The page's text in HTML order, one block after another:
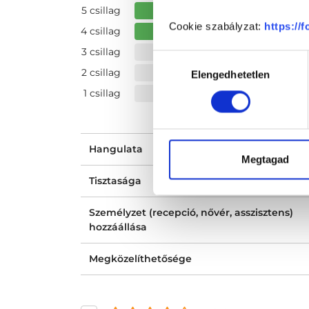
Cookie szabályzat: https://
kiválasztásaElengedhetetlen
Megtagad
5 csillag
4 csillag
3 csillag
2 csillag
1 csillag
Hangulata
Tisztasága
Személyzet (recepció, nővér, asszisztens)
hozzáállása
Megközelíthetősége